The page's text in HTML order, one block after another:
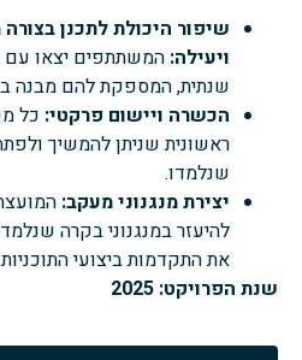
שיפור היכולת לתכנן
ויעילה: המשתתפים יצאו עם
שנתית, המספקת להם מבנה
הכשרה ויישום פרקטי: כל
ראשונית שניתן להמשיך
שנלמדו.
יצירת מנגנוני מעקב:
להיעזר במנגנוני בקרה
את התקדמות ביצועי
שנת הפרויקט: 2025